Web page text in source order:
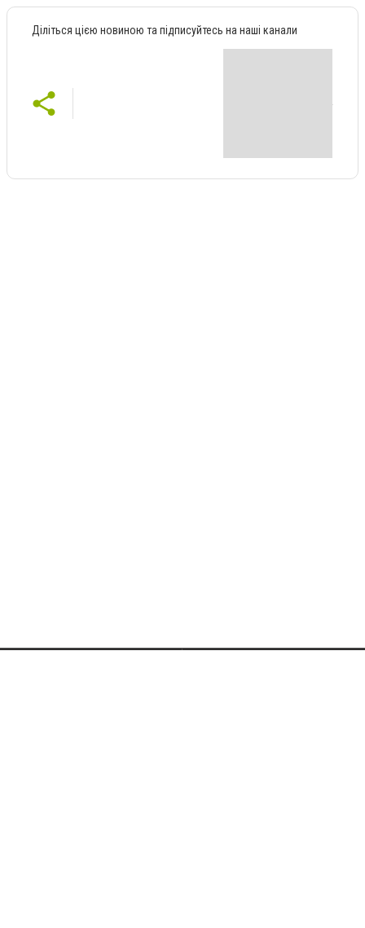
Діліться цією новиною та підписуйтесь на наші канали